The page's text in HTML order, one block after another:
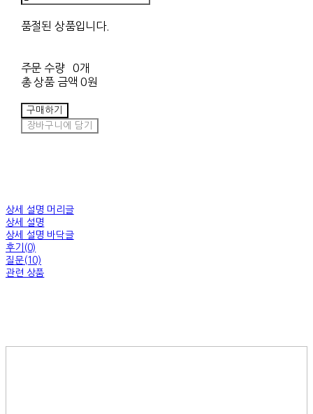
품절된 상품입니다.
주문 수량
0개
총 상품 금액 0원
구매하기
장바구니에 담기
상세 설명 머리글
상세 설명
상세 설명 바닥글
후기(0)
질문(10)
관련 상품